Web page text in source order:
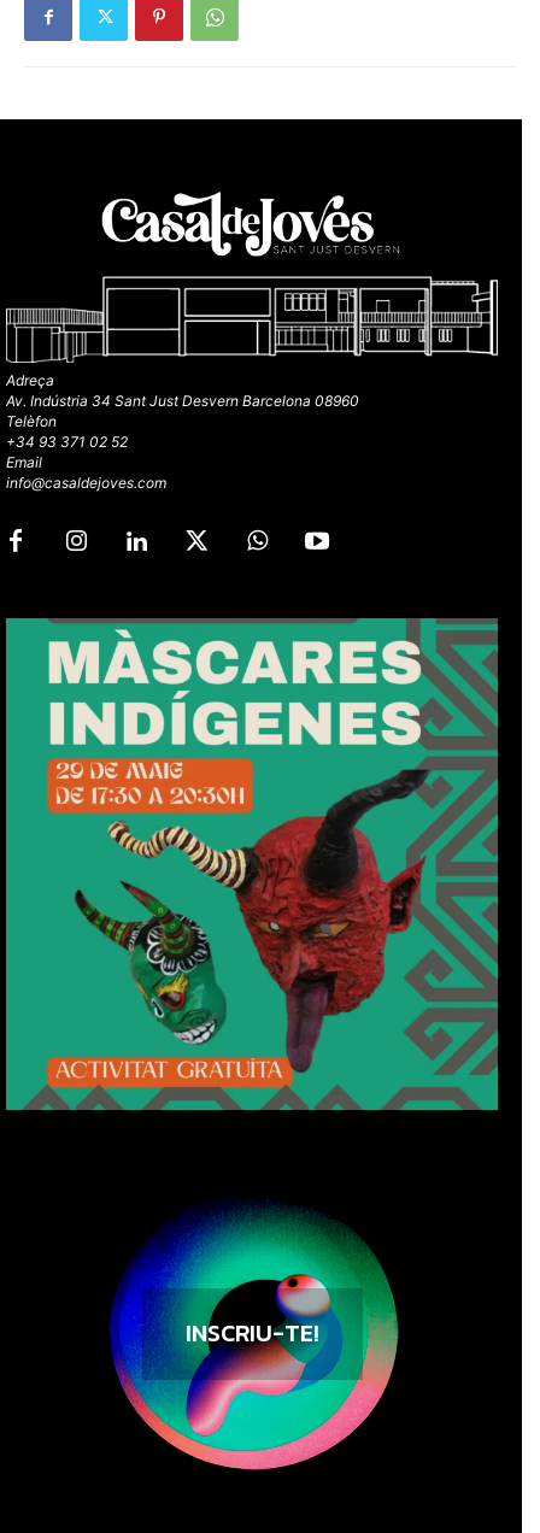
Adreça
Av. Indústria 34 Sant Just Desvern Barcelona 08960
Telèfon
+34 93 371 02 52
Email
info@casaldejoves.com
INSCRIU-TE!